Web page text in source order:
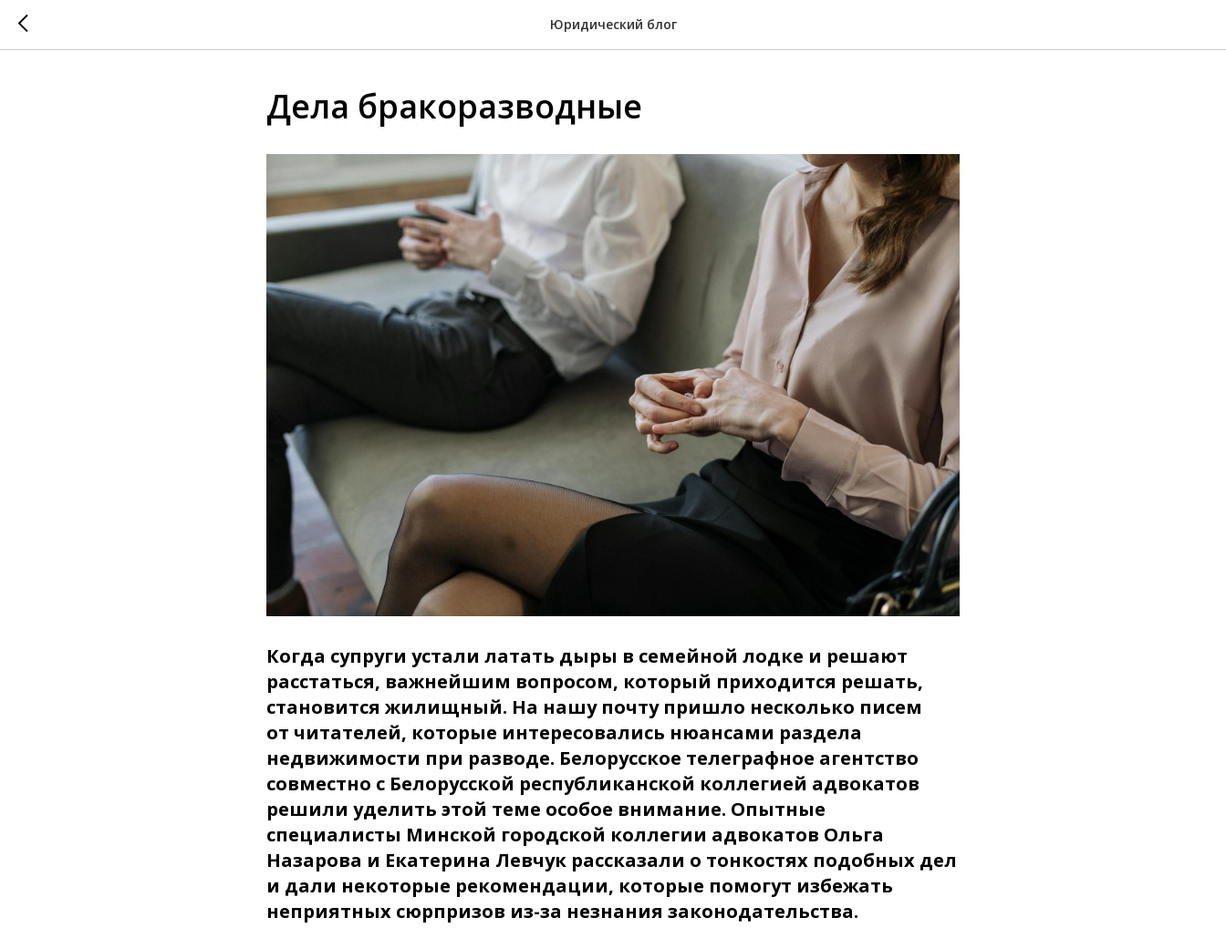
Юридический блог
Дела бракоразводные
Когда супруги устали латать дыры в семейной лодке и решают
расстаться, важнейшим вопросом, который приходится решать,
становится жилищный. На нашу почту пришло несколько писем
от читателей, которые интересовались нюансами раздела
недвижимости при разводе. Белорусское телеграфное агентство
совместно с Белорусской республиканской коллегией адвокатов
решили уделить этой теме особое внимание. Опытные
специалисты Минской городской коллегии адвокатов Ольга
Назарова и Екатерина Левчук рассказали о тонкостях подобных дел
и дали некоторые рекомендации, которые помогут избежать
неприятных сюрпризов из-за незнания законодательства.